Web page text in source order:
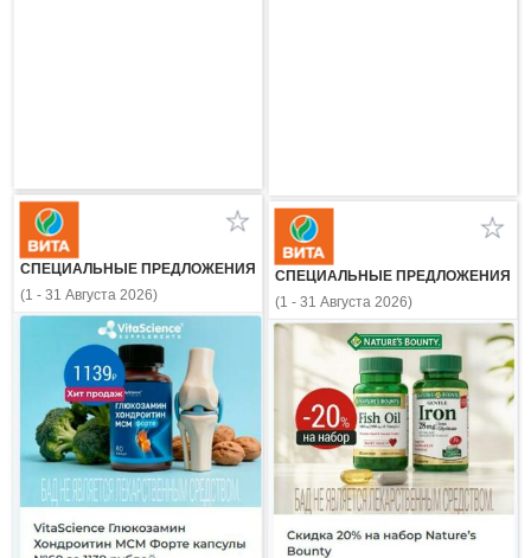
СПЕЦИАЛЬНЫЕ ПРЕДЛОЖЕНИЯ
(1 - 31 Августа 2026)
СПЕЦИАЛЬНЫЕ ПРЕДЛОЖЕНИЯ
(1 - 31 Августа 2026)